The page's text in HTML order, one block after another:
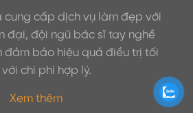
cung cấp dịch vụ làm đẹp với
đại, đội ngũ bác sĩ tay nghề
bảo hiệu quả điều trị tối
với chi phí hợp lý.
Xem thêm